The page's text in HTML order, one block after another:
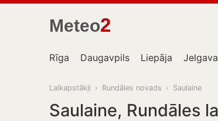
Meteo2
Rīga Daugavpils Liepāja Jelgava
Laikapstākļi › Rundāles novads › Saulaine
Saulaine, Rundāles